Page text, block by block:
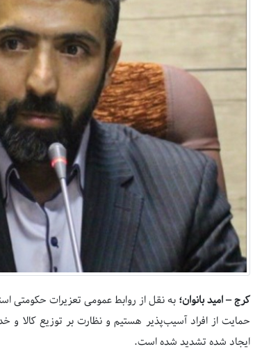
کرج – امید بانوان؛به نقل از روابط عمومی تعزیرات حکومتی
حمایت از افراد آسیب‌پذیر هستیم و نظارت بر توزیع
ایجاد شده تشدید شده است.